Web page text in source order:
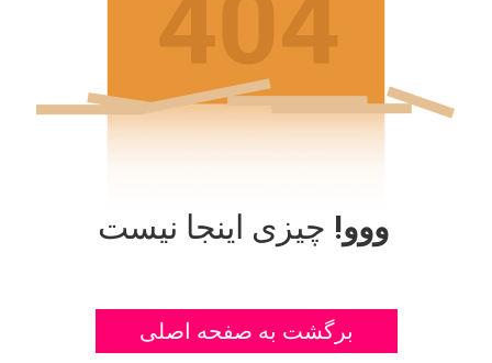
ووو! چیزی اینجا نیست
برگشت به صفحه اصلی